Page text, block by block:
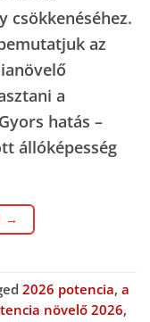
csökkenéséhez.
az
a
hatás –
állóképesség
→
2026 potencia, a
növelő 2026,